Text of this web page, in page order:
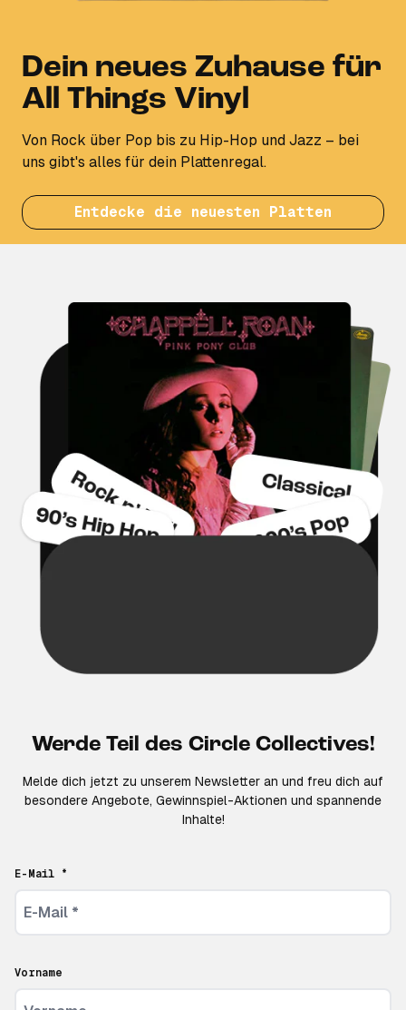
Dein neues Zuhause für
All Things Vinyl
Von Rock über Pop bis zu Hip-Hop und Jazz – bei
uns gibt's alles für dein Plattenregal.
Entdecke die neuesten Platten
Werde Teil des Circle Collectives!
Melde dich jetzt zu unserem Newsletter an und freu dich auf
besondere Angebote, Gewinnspiel-Aktionen und spannende
Inhalte!
E-Mail *
Vorname